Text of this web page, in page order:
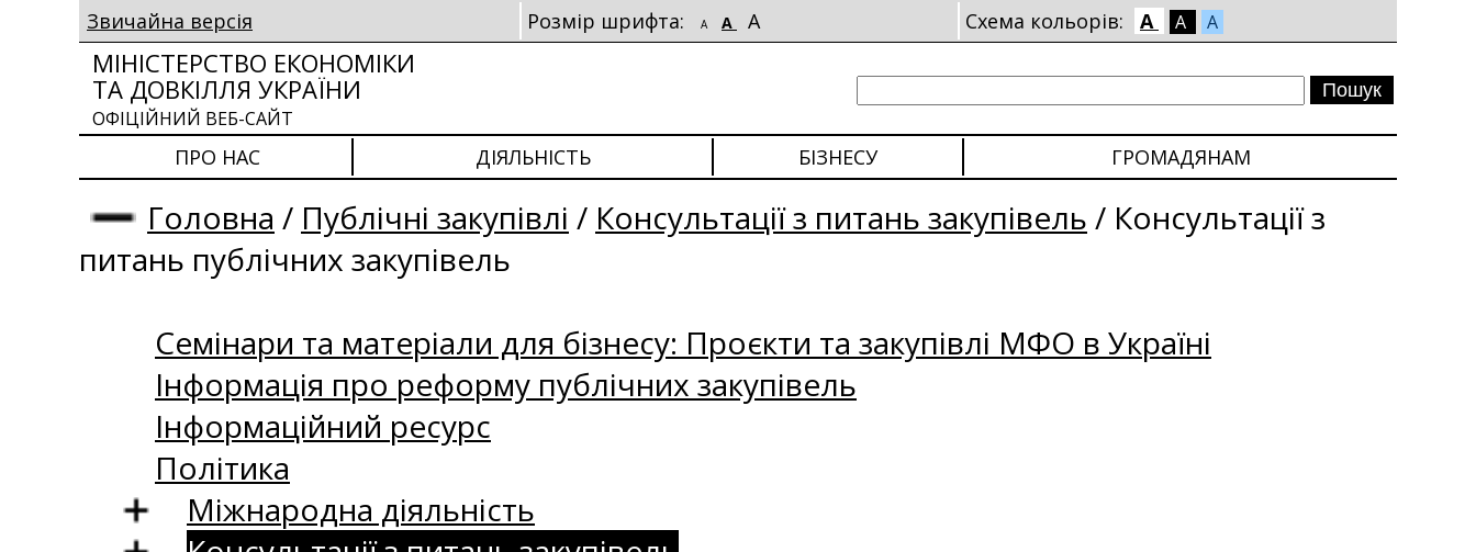
Звичайна версія Розмір шрифта: A A A Схема кольорів: A A A
МІНІСТЕРСТВО ЕКОНОМІКИ
ТА ДОВКІЛЛЯ УКРАЇНИ
ОФІЦІЙНИЙ ВЕБ-САЙТ
ПРО НАС ДІЯЛЬНІСТЬ БІЗНЕСУ ГРОМАДЯНАМ
Головна / Публічні закупівлі / Консультації з питань закупівель / Консультації з
питань публічних закупівель
Семінари та матеріали для бізнесу: Проєкти та закупівлі МФО в Україні
Інформація про реформу публічних закупівель
Інформаційний ресурс
Політика
Міжнародна діяльність